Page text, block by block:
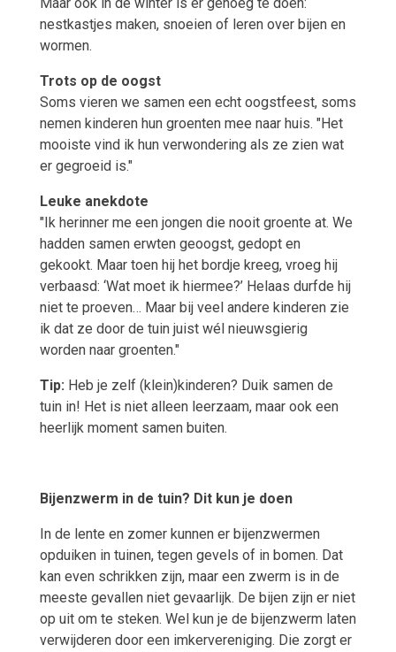
Maar ook in de winter is er genoeg te doen:
nestkastjes maken, snoeien of leren over bijen en
wormen.
Trots op de oogst
Soms vieren we samen een echt oogstfeest, soms
nemen kinderen hun groenten mee naar huis. "Het
mooiste vind ik hun verwondering als ze zien wat
er gegroeid is."
Leuke anekdote
"Ik herinner me een jongen die nooit groente at. We
hadden samen erwten geoogst, gedopt en
gekookt. Maar toen hij het bordje kreeg, vroeg hij
verbaasd: ‘Wat moet ik hiermee?’ Helaas durfde hij
niet te proeven… Maar bij veel andere kinderen zie
ik dat ze door de tuin juist wél nieuwsgierig
worden naar groenten."
Tip: Heb je zelf (klein)kinderen? Duik samen de
tuin in! Het is niet alleen leerzaam, maar ook een
heerlijk moment samen buiten.
Bijenzwerm in de tuin? Dit kun je doen
In de lente en zomer kunnen er bijenzwermen
opduiken in tuinen, tegen gevels of in bomen. Dat
kan even schrikken zijn, maar een zwerm is in de
meeste gevallen niet gevaarlijk. De bijen zijn er niet
op uit om te steken. Wel kun je de bijenzwerm laten
verwijderen door een imkervereniging. Die zorgt er